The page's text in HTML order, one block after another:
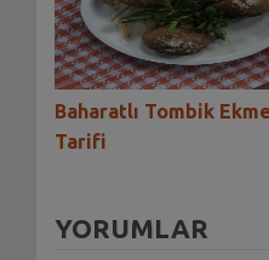
Baharatlı Tombik
Tarifi
YORUMLAR